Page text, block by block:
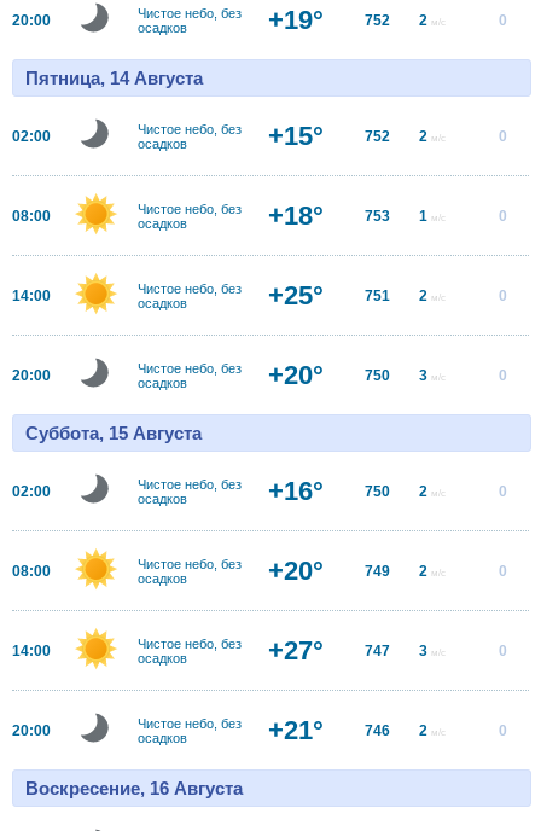
20:00
Чистое небо, без
осадков
+19° 752 2 м/с 0
Пятница, 14 Августа
02:00
Чистое небо, без
осадков
+15° 752 2 м/с 0
08:00
Чистое небо, без
осадков
+18° 753 1 м/с 0
14:00
Чистое небо, без
осадков
+25° 751 2 м/с 0
20:00
Чистое небо, без
осадков
+20° 750 3 м/с 0
Суббота, 15 Августа
02:00
Чистое небо, без
осадков
+16° 750 2 м/с 0
08:00
Чистое небо, без
осадков
+20° 749 2 м/с 0
14:00
Чистое небо, без
осадков
+27° 747 3 м/с 0
20:00
Чистое небо, без
осадков
+21° 746 2 м/с 0
Воскресение, 16 Августа